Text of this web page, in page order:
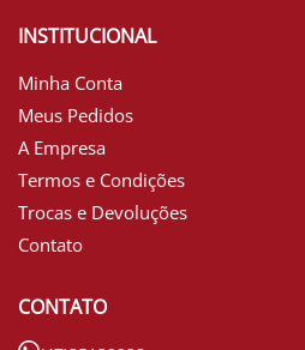
INSTITUCIONAL
Minha Conta
Meus Pedidos
A Empresa
Termos e Condições
Trocas e Devoluções
Contato
CONTATO